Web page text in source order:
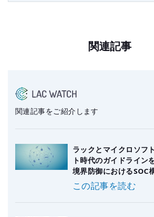
関連記事
関連記事をご紹介します
ラックとマイクロソフ
ト時代のガイドライン
境界防御におけるSOC
この記事を読む